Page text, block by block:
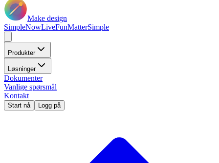
Make design
SimpleNowLiveFunMatterSimple
Produkter
Løsninger
Dokumenter
Vanlige spørsmål
Kontakt
Start nå Logg på